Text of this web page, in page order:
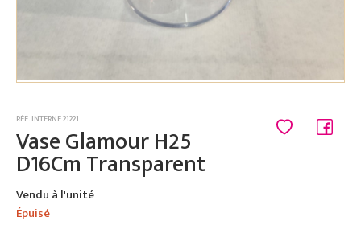
RÉF. INTERNE 21221
Vase Glamour H25
D16Cm Transparent
Vendu à l'unité
Épuisé